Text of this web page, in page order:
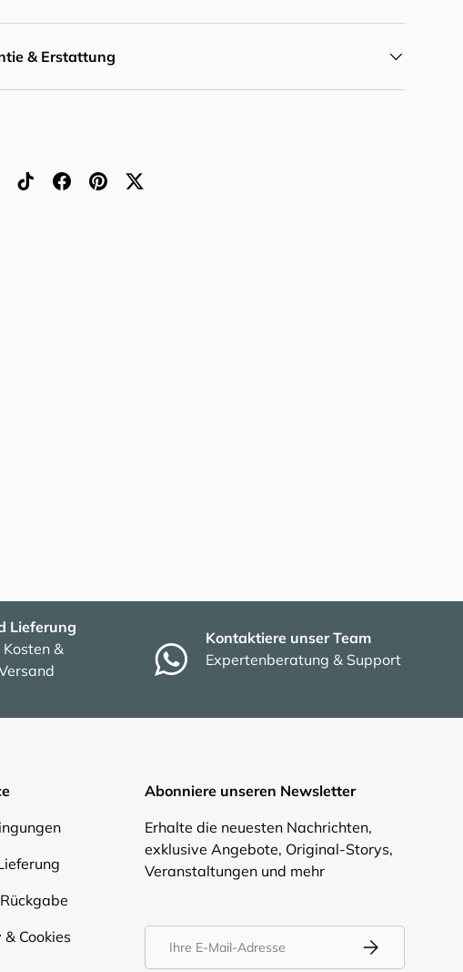
& Erstattung
Lieferung
&
Kontaktiere unser Team
Expertenberatung & Support
Cookies
Abonniere unseren Newsletter
Erhalte die neuesten Nachrichten,
exklusive Angebote, Original-Storys,
Veranstaltungen und mehr
Abonnieren